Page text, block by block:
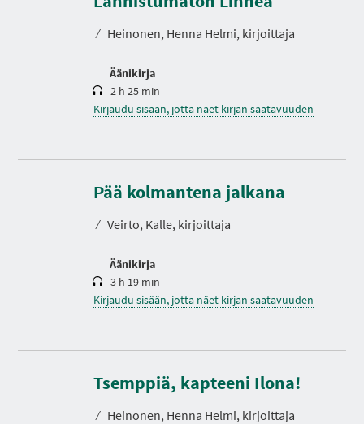
⁄ Heinonen, Henna Helmi, kirjoittaja
Äänikirja
t
2 h 25 min
Kirjaudu sisään, jotta näet kirjan saatavuuden
Pää kolmantena jalkana
⁄ Veirto, Kalle, kirjoittaja
Äänikirja
K
s
t
3 h 19 min
Kirjaudu sisään, jotta näet kirjan saatavuuden
Tsemppiä, kapteeni Ilona!
⁄ Heinonen, Henna Helmi, kirjoittaja
K
s
t